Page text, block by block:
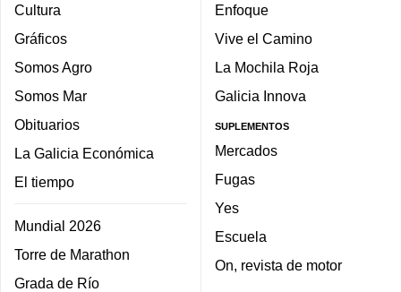
Cultura
Gráficos
Somos Agro
Somos Mar
Obituarios
La Galicia Económica
El tiempo
Mundial 2026
Torre de Marathon
Grada de Río
Enfoque
Vive el Camino
La Mochila Roja
Galicia Innova
SUPLEMENTOS
Mercados
Fugas
Yes
Escuela
On, revista de motor